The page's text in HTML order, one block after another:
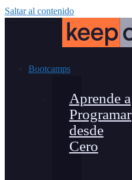
Saltar al contenido
Bootcamps
Aprende a
Programar
desde
Cero